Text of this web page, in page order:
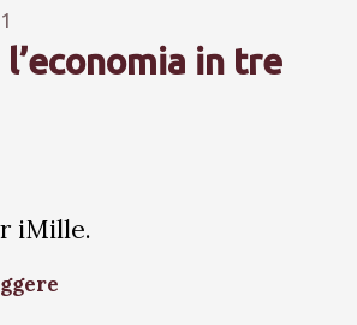
in tre
iMille.